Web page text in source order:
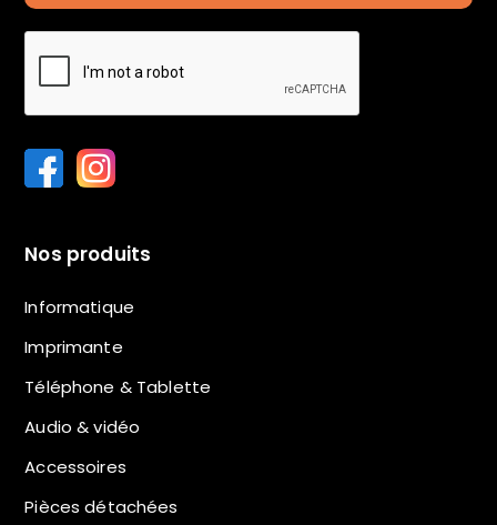
Nos produits
Informatique
Imprimante
Téléphone & Tablette
Audio & vidéo
Accessoires
Pièces détachées